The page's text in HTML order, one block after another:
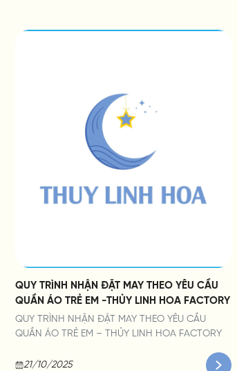
QUY TRÌNH NHẬN ĐẶT MAY THEO YÊU CẦU
QUẦN ÁO TRẺ EM -THỦY LINH HOA FACTORY
QUY TRÌNH NHẬN ĐẶT MAY THEO YÊU CẦU
QUẦN ÁO TRẺ EM – THỦY LINH HOA FACTORY
21/10/2025